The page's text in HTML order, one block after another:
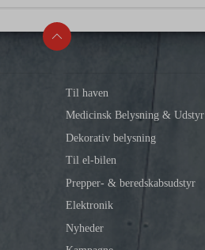
Til haven
Medicinsk Belysning & Udstyr
Dekorativ belysning
Til el-bilen
Prepper- & beredskabsudstyr
Elektronik
Nyheder